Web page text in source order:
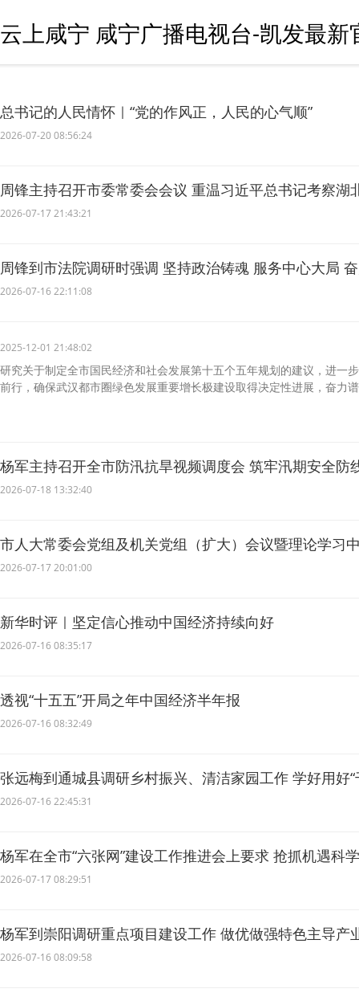
云上咸宁 咸宁广播电视台-凯发最
总书记的人民情怀｜“党的作风正，人民的心气顺”
2026-07-20 08:56:24
周锋主持召开市委常委会会议 重温习近平总书记考察湖
2026-07-17 21:43:21
周锋到市法院调研时强调 坚持政治铸魂 服务中心大局
2026-07-16 22:11:08
2025-12-01 21:48:02
研究关于制定全市国民经济和社会发展第十五个五年规划的建议，进一
前行，确保武汉都市圈绿色发展重要增长极建设取得决定性进展，奋力
杨军主持召开全市防汛抗旱视频调度会 筑牢汛期安全防
2026-07-18 13:32:40
市人大常委会党组及机关党组（扩大）会议暨理论学习
2026-07-17 20:01:00
新华时评｜坚定信心推动中国经济持续向好
2026-07-16 08:35:17
透视“十五五”开局之年中国经济半年报
2026-07-16 08:32:49
张远梅到通城县调研乡村振兴、清洁家园工作 学好用好
2026-07-16 22:45:31
杨军在全市“六张网”建设工作推进会上要求 抢抓机遇科
2026-07-17 08:29:51
杨军到崇阳调研重点项目建设工作 做优做强特色主导产
2026-07-16 08:09:58